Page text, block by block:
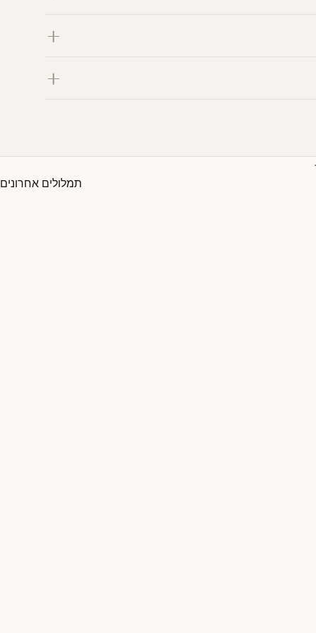
תמלולים אחרונים